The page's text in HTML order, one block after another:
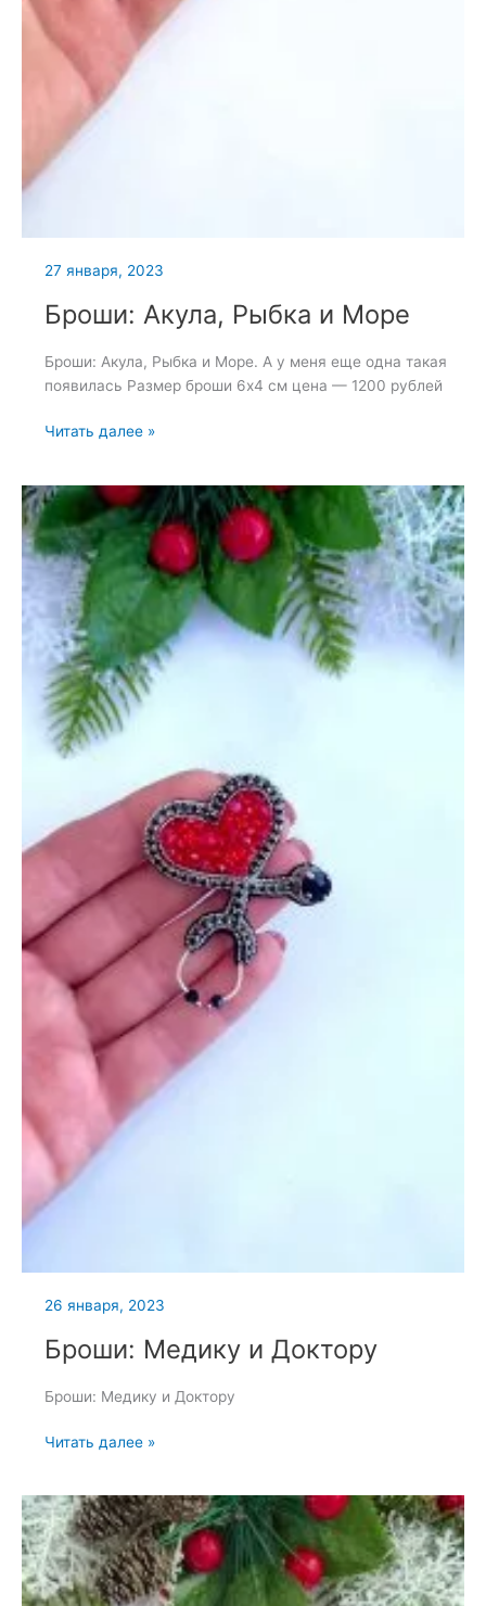
27 января, 2023
Броши: Акула, Рыбка и Море
Броши: Акула, Рыбка и Море. А у меня еще одна такая
появилась Размер броши 6х4 см цена — 1200 рублей
Броши:
и
Море
Читать далее »
26 января, 2023
Броши: Медику и Доктору
Броши: Медику и Доктору
Броши:
Доктору
Читать далее »